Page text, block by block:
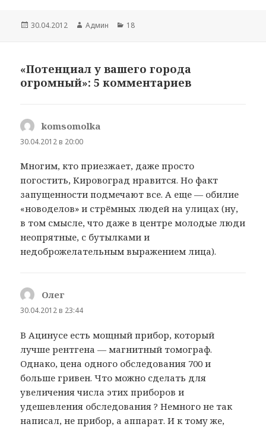
Опубликовано
30.04.2012 Автор
Админ Рубрики
18
«Потенциал у вашего города
огромный»: 5 комментариев
komsomolka
30.04.2012 в 20:00
Многим, кто приезжает, даже просто
погостить, Кировоград нравится. Но факт
запущенности подмечают все. А еще — обилие
«новоделов» и стрёмных людей на улицах (ну,
в том смысле, что даже в центре молодые люди
неопрятные, с бутылками и
недоброжелательным выражением лица).
Олег
30.04.2012 в 23:44
В Ацинусе есть мощный прибор, который
лучше рентгена — магнитный томограф.
Однако, цена одного обследования 700 и
больше гривен. Что можно сделать для
увеличения числа этих приборов и
удешевления обследования ? Немного не так
написал, не прибор, а аппарат. И к тому же,